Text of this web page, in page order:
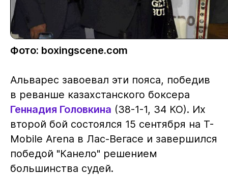
Фото: boxingscene.com
Альварес завоевал эти пояса, победив
в реванше казахстанского боксера
Геннадия Головкина (38-1-1, 34 КО). Их
второй бой состоялся 15 сентября на T-
Mobile Arena в Лас-Вегасе и завершился
победой "Канело" решением
большинства судей.